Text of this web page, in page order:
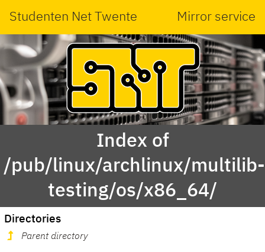
Studenten Net Twente Mirror service
Index of
/pub/linux/archlinux/multilib-
testing/os/x86_64/
Directories
Parent directory